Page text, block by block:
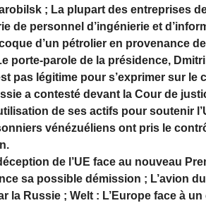
; La plupart des entreprises
de personnel d’ingénierie et
d’un pétrolier en provenance
porte-parole de la présidence,
pas légitime pour s’exprimer sur le
a contesté devant la Cour de
de ses actifs pour soutenir
vénézuéliens ont pris le
de l’UE face au nouveau
sa possible démission ; L’avion
la Russie ; Welt : L’Europe face à